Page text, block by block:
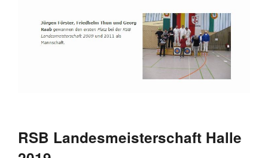
RSB Landesmeisterschaft Halle